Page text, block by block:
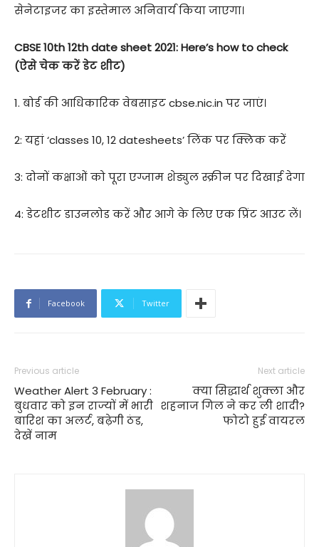
सेनेटाइजर का इस्तेमाल अनिवार्य किया जाएगा।
CBSE 10th 12th date sheet 2021: Here’s how to check
(ऐसे चेक करें डेट शीट)
1. बोर्ड की आधिकारिक वेबसाइट cbse.nic.in पर जाएं।
2: यहां ‘classes 10, 12 datesheets’ लिंक पर क्लिक करें
3: दोनों कक्षाओं को पूरा एग्जाम शेड्युल स्क्रीन पर दिखाई देगा
4: डेटशीट डाउनलोड करें और आगे के लिए एक प्रिंट आउट लें।
Facebook Twitter
Previous article
Weather Alert 3 February :
बुधवार को इन राज्‍यों में भारी
बारिश का अलर्ट, बढ़ेगी ठंड,
देखें नाम
Next article
क्या सिद्धार्थ शुक्ला और
शहनाज गिल ने कर ली शादी?
फोटो हुई वायरल